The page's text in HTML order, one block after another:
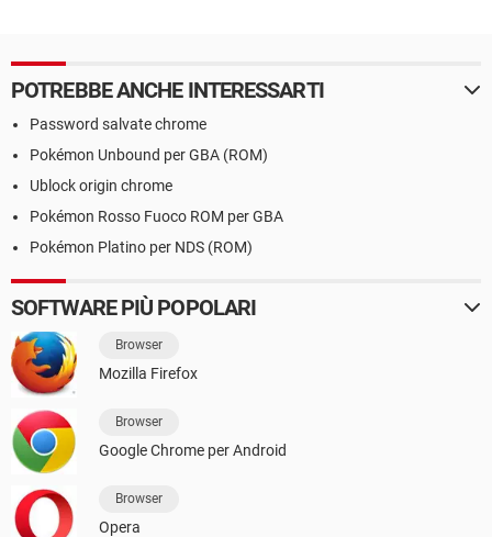
POTREBBE ANCHE INTERESSARTI
Password salvate chrome
Pokémon Unbound per GBA (ROM)
Ublock origin chrome
Pokémon Rosso Fuoco ROM per GBA
Pokémon Platino per NDS (ROM)
SOFTWARE PIÙ POPOLARI
Browser
Mozilla Firefox
Browser
Google Chrome per Android
Browser
Opera